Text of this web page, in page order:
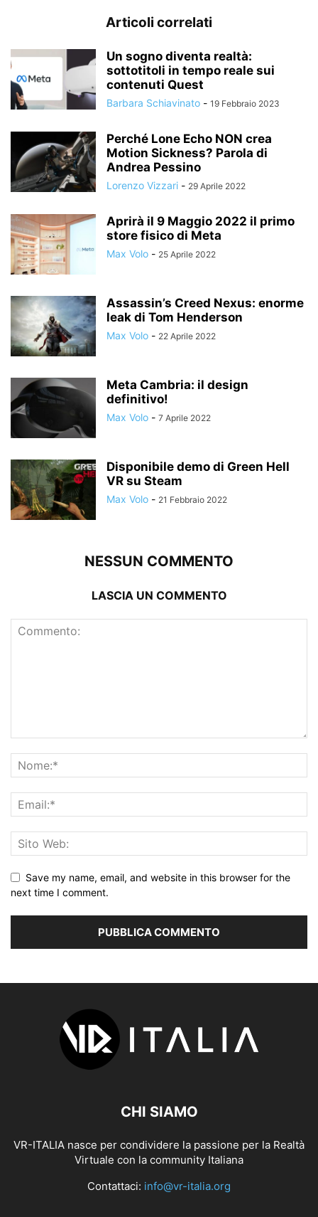
Articoli correlati
Un sogno diventa realtà:
sottotitoli in tempo reale sui
contenuti Quest
Barbara Schiavinato - 19 Febbraio 2023
Perché Lone Echo NON crea
Motion Sickness? Parola di
Andrea Pessino
Lorenzo Vizzari - 29 Aprile 2022
Aprirà il 9 Maggio 2022 il primo
store fisico di Meta
Max Volo - 25 Aprile 2022
Assassin’s Creed Nexus: enorme
leak di Tom Henderson
Max Volo - 22 Aprile 2022
Meta Cambria: il design
definitivo!
Max Volo - 7 Aprile 2022
Disponibile demo di Green Hell
VR su Steam
Max Volo - 21 Febbraio 2022
NESSUN COMMENTO
LASCIA UN COMMENTO
Save my name, email, and website in this browser for the
next time I comment.
CHI SIAMO
VR-ITALIA nasce per condividere la passione per la Realtà
Virtuale con la community Italiana
Contattaci: info@vr-italia.org